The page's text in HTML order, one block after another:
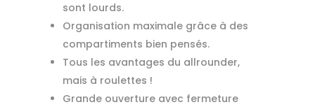
sont lourds.
Organisation maximale grâce à des
compartiments bien pensés.
Tous les avantages du allrounder,
mais à roulettes !
Grande ouverture avec fermeture